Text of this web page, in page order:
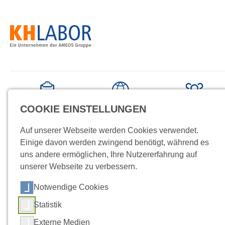
Befunde News
Startseite Datenschutz/
Cookie-Erklärung der
AMEOS Gruppe
COOKIE EINSTELLUNGEN
Auf unserer Webseite werden Cookies verwendet.
Einige davon werden zwingend benötigt, während es
uns andere ermöglichen, Ihre Nutzererfahrung auf
unserer Webseite zu verbessern.
Notwendige Cookies
Statistik
Externe Medien